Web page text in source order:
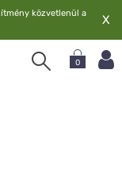
közvetlenül a
X
0